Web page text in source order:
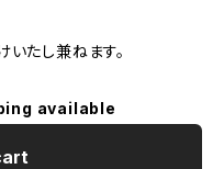
たし兼ねます。
available